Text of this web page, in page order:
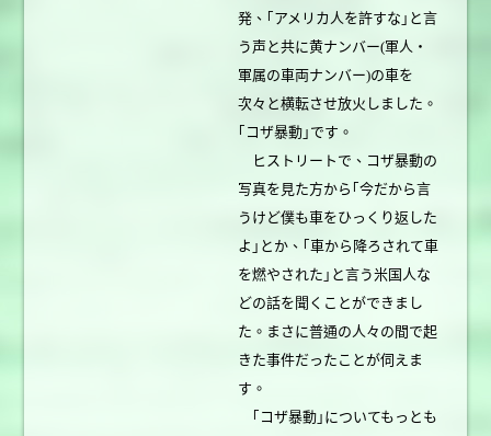
発、｢アメリカ人を許すな｣と言
う声と共に黄ナンバー(軍人・
軍属の車両ナンバー)の車を
次々と横転させ放火しました。
｢コザ暴動｣です。
ヒストリートで、コザ暴動の
写真を見た方から｢今だから言
うけど僕も車をひっくり返した
よ｣とか、｢車から降ろされて車
を燃やされた｣と言う米国人な
どの話を聞くことができまし
た。まさに普通の人々の間で起
きた事件だったことが伺えま
す。
｢コザ暴動｣についてもっとも